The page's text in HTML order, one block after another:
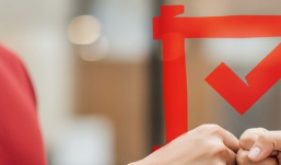
En opinión de Silva, el lugar no
mínimas para albergar a una
crece más, ya que las
Además, Tamaulipas es uno de
en relación a la COVID-19. Al
casos al interior del